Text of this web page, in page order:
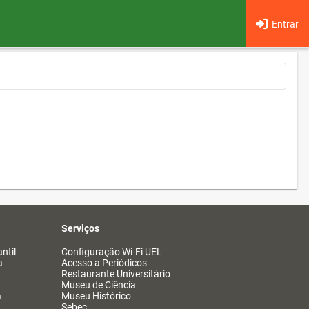
Entrar
Serviços
Configuração Wi-Fi UEL
Acesso a Periódicos
Restaurante Universitário
Museu de Ciência
Museu Histórico